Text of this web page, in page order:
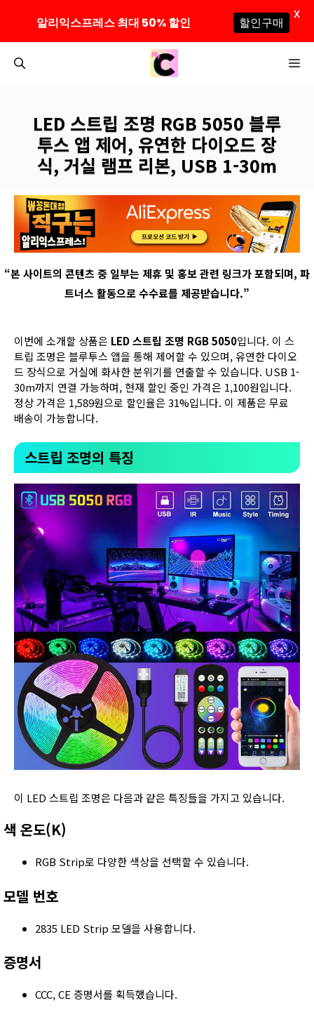
LED 스트립 조명 RGB 5050 블루
투스 앱 제어, 유연한 다이오드 장
식, 거실 램프 리본, USB 1-30m
“본 사이트의 콘텐츠 중 일부는 제휴 및 홍보 관련 링크가 포함되며, 파
트너스 활동으로 수수료를 제공받습니다.”
이번에 소개할 상품은 LED 스트립 조명 RGB 5050입니다. 이 스
트립 조명은 블루투스 앱을 통해 제어할 수 있으며, 유연한 다이오
드 장식으로 거실에 화사한 분위기를 연출할 수 있습니다. USB 1-
30m까지 연결 가능하며, 현재 할인 중인 가격은 1,100원입니다.
정상 가격은 1,589원으로 할인율은 31%입니다. 이 제품은 무료
배송이 가능합니다.
스트립 조명의 특징
이 LED 스트립 조명은 다음과 같은 특징들을 가지고 있습니다.
색 온도(K)
RGB Strip로 다양한 색상을 선택할 수 있습니다.
모델 번호
2835 LED Strip 모델을 사용합니다.
증명서
CCC, CE 증명서를 획득했습니다.
알리익스프레스 최대 50% 할인 할인구매
X